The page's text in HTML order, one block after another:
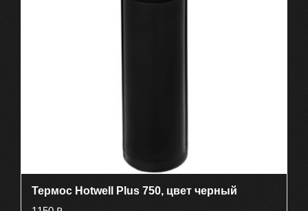
Термос Hotwell Plus 750, цвет черный